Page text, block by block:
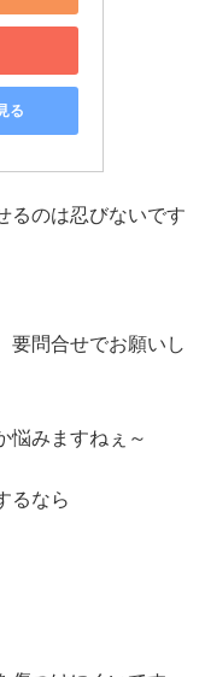
る
るのは忍びないです
要問合せでお願いし
みますねぇ～
るなら